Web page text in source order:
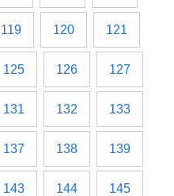
119 120 121
125 126 127
131 132 133
137 138 139
143 144 145